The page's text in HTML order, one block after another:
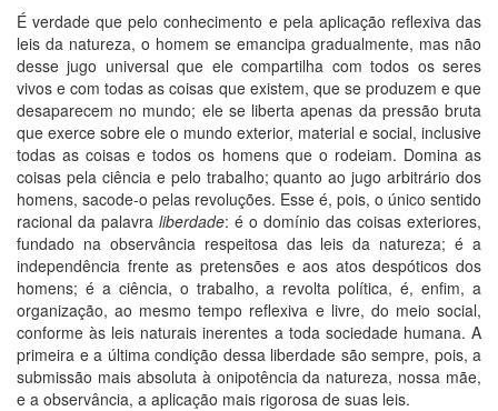
É verdade que pelo conhecimento e pela aplicação reflexiva das
leis da natureza, o homem se emancipa gradualmente, mas não
desse jugo universal que ele compartilha com todos os seres
vivos e com todas as coisas que existem, que se produzem e que
desaparecem no mundo; ele se liberta apenas da pressão bruta
que exerce sobre ele o mundo exterior, material e social, inclusive
todas as coisas e todos os homens que o rodeiam. Domina as
coisas pela ciência e pelo trabalho; quanto ao jugo arbitrário dos
homens, sacode-o pelas revoluções. Esse é, pois, o único sentido
racional da palavra liberdade: é o domínio das coisas exteriores,
fundado na observância respeitosa das leis da natureza; é a
independência frente as pretensões e aos atos despóticos dos
homens; é a ciência, o trabalho, a revolta política, é, enfim, a
organização, ao mesmo tempo reflexiva e livre, do meio social,
conforme às leis naturais inerentes a toda sociedade humana. A
primeira e a última condição dessa liberdade são sempre, pois, a
submissão mais absoluta à onipotência da natureza, nossa mãe,
e a observância, a aplicação mais rigorosa de suas leis.